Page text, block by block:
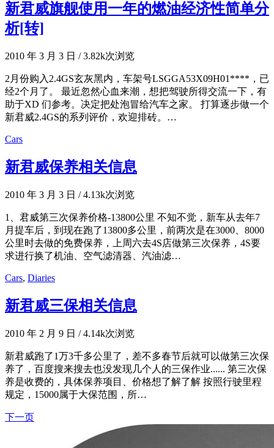
新君威旗舰使用一年的燃油经济性简单分
析[转]
2010 年 3 月 3 日 /3.82k次浏览
2月份购入2.4GS玄灰黑内，车架号LSGGA53X09H01****，已
经2个月了。 最近忽然心血来潮，想把驾驶所得交流一下，有
助于XD 们参考。决定把处泡冒给汽车之家。 打算逐步做一个
新君威2.4GS的系列评价，欢迎排砖。…
Cars
新君威保养相关信息
2010 年 3 月 3 日 /4.13k次浏览
1、君威第三次保养价格-13800公里 不知不觉，新车从去年7
月提车后，到现在跑了13800多公里，前两次是在3000、8000
公里时去做的免费保养，上周六去4S店做第三次保养，4S要
求进行换了机油、空气滤清器、汽油滤…
Cars, Diaries
新君威三保相关信息
2010 年 2 月 9 日 /4.14k次浏览
新君威跑了1万3千多公里了，差不多春节后就可以做第三次保
养了，百度搜来搜去也没发现几个人的三保作业...... 第三次保
养是收费的，具体保养项目、价格想了解了解 按照行驶里程
规定，15000属于大保范围，所…
文
下一页